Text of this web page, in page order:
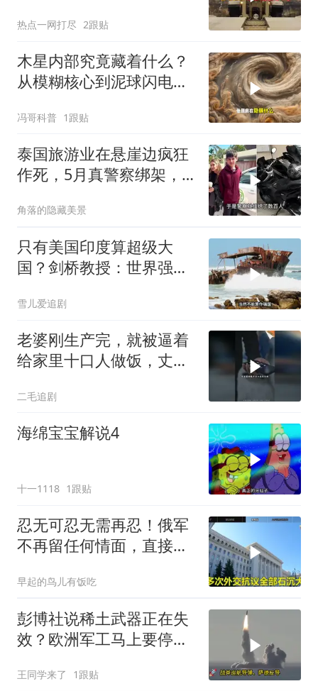
热点一网打尽 2跟贴
木星内部究竟藏着什么？
从模糊核心到泥球闪电，
冯哥科普 1跟贴
泰国旅游业在悬崖边疯狂
作死，5月真警察绑架，7
角落的隐藏美景
只有美国印度算超级大
国？剑桥教授：世界强国
雪儿爱追剧
老婆刚生产完，就被逼着
给家里十口人做饭，丈夫
二毛追剧
海绵宝宝解说4
十一1118 1跟贴
忍无可忍无需再忍！俄军
不再留任何情面，直接炸
早起的鸟儿有饭吃
彭博社说稀土武器正在失
效？欧洲军工马上要停
解近渴
王同学来了 1跟贴